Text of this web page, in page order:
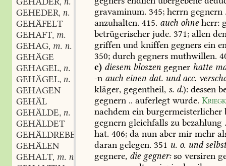
,
GEHEDER, n.
GEHÄFELT
GEHAFT, m.
GEHAG, m. n.
GEHÄGE
GEHAGEL, n.
GEHÄGEL, n.
GEHAGEN
GEHÄL
GEHÄLDE, n.
GEHÄLDET
GEHÄLDREBE
GEHÄLEN
GEHALT, m. n.
gravaminum. 345; herrn gegnern
anzuhalten. 415. auch ohne herr:
betrügerischer jude. 371; allen
griffen und kniffen gegners ein
350; durch gegners muthwillen.
c) diesem bloszen gegner hatte
-n auch einen dat. undacc.
kläger, gegentheil, s. d.): dessen
gegnern .. auferlegt wurde. Kriegk
nachdem ein burgermeisterlicher
gegnern gleichfalls zu bezahlung
hat. 406; da nun aber mir mehr
daran gelegen. 351 u. o. und
gegnere, die gegner:so versiren